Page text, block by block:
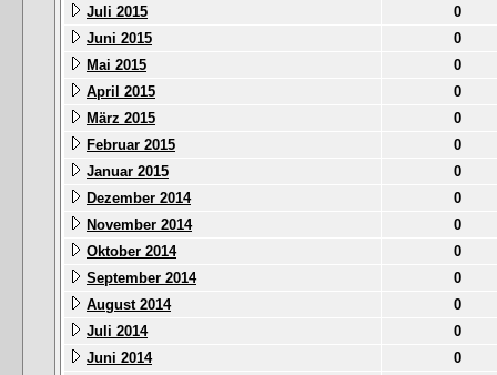
Juli 2015
0
Juni 2015
0
Mai 2015
0
April 2015
0
März 2015
0
Februar 2015
0
Januar 2015
0
Dezember 2014
0
November 2014
0
Oktober 2014
0
September 2014
0
August 2014
0
Juli 2014
0
Juni 2014
0